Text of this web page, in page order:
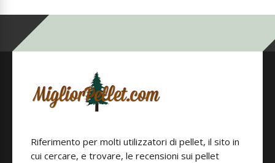
Riferimento per molti utilizzatori di pellet, il sito in
cui cercare, e trovare, le recensioni sui pellet